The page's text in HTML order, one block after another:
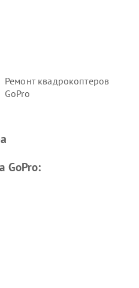
Ремонт квадрокоптеров
GoPro
GoPro: